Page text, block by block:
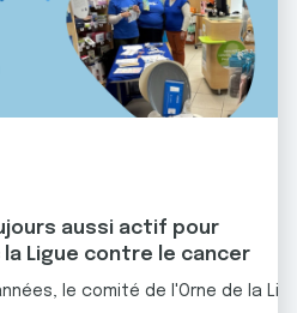
aussi actif pour
la Ligue contre le cancer
le comité de l'Orne de la